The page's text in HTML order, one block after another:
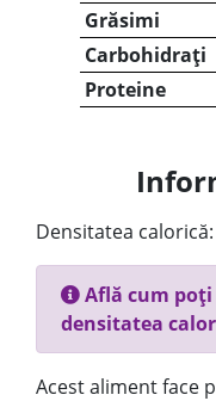
Grăsimi
Carbohidrați
Proteine
Densitatea calorică:
Află cum
densitatea
Acest aliment face